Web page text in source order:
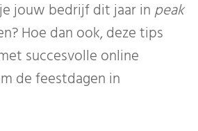
jouw bedrijf dit jaar inpeak
Hoe dan ook, deze tips
succesvolle online
de feestdagen in